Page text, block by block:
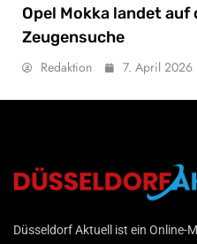
Opel Mokka landet auf
Zeugensuche
Redaktion 7. April 2026
Düsseldorf
Düsseldorf Aktuell ist ein Online-